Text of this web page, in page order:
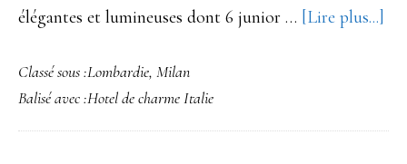
élégantes et lumineuses dont 6 junior … [Lire plus...]
de
Classé sous :Lombardie, Milan
Balisé avec :Hotel de charme Italie